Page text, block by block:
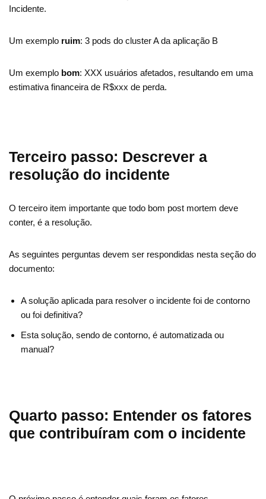
Incidente.
Um exemplo ruim: 3 pods do cluster A da aplicação B
Um exemplo bom: XXX usuários afetados, resultando em uma
estimativa financeira de R$xxx de perda.
Terceiro passo: Descrever a
resolução do incidente
O terceiro item importante que todo bom post mortem deve
conter, é a resolução.
As seguintes perguntas devem ser respondidas nesta seção do
documento:
A solução aplicada para resolver o incidente foi de contorno
ou foi definitiva?
Esta solução, sendo de contorno, é automatizada ou
manual?
Quarto passo: Entender os fatores
que contribuíram com o incidente